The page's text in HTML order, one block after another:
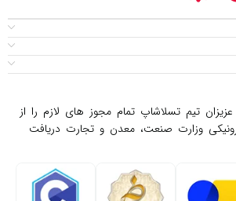
تیم تسلاشاپ تمام مجوز های لازم را از
وزارت صنعت، معدن و تجارت دریافت